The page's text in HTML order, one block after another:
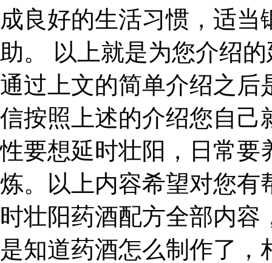
成良好的生活习惯，适
助。 以上就是为您介绍
通过上文的简单介绍之后
信按照上述的介绍您自己
性要想延时壮阳，日常要
炼。以上内容希望对您有
时壮阳药酒配方全部内
是知道药酒怎么制作了